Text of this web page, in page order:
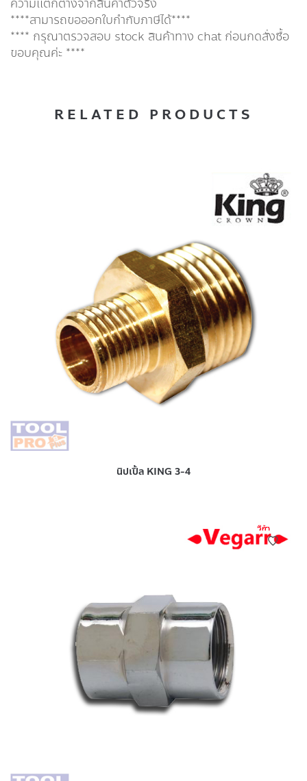
ความแตกต่างจากสินค้าตัวจริง
****สามารถขอออกใบกำกับภาษีได้****
**** กรุณาตรวจสอบ stock สินค้าทาง chat ก่อนกดสั่งซื้อ
ขอบคุณค่ะ ****
RELATED PRODUCTS
นิปเปิ้ล KING 3-4